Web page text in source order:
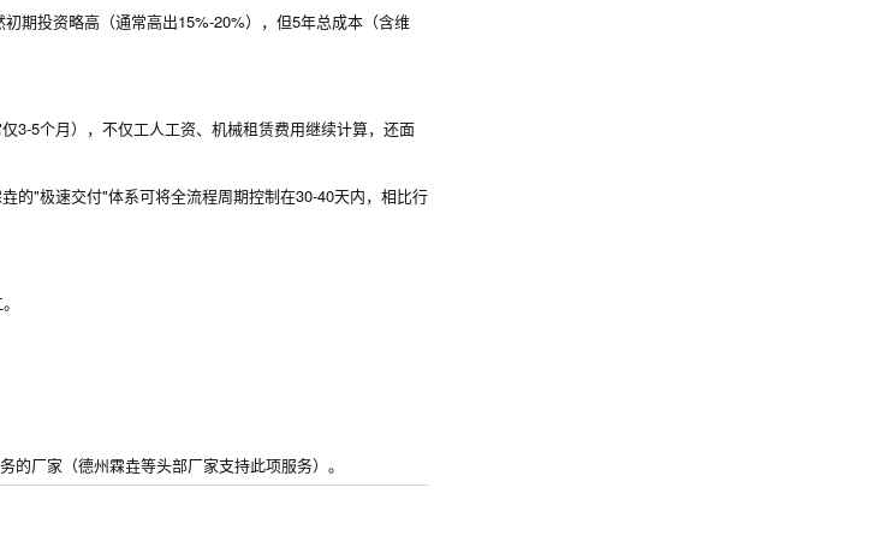
期投资略高（通常高出15%-20%），但5年总成本（含维
3-5个月），不仅工人工资、机械租赁费用继续计算，还面
的"极速交付"体系可将全流程周期控制在30-40天内，相比行
厂家（德州霖垚等头部厂家支持此项服务）。